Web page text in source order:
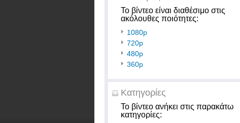
Το βίντεο είναι διαθέσιμο στις
ακόλουθες ποιότητες:
1080p
720p
480p
360p
Κατηγορίες
Το βίντεο ανήκει στις παρακάτω
κατηγορίες: